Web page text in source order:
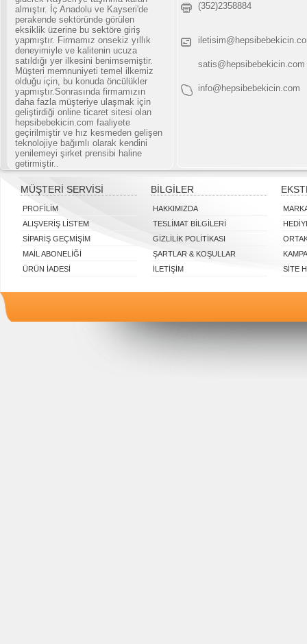
almıştır. İç Anadolu ve Kayseri'de
perakende sektöründe görülen
eksiklik üzerine bu sektöre giriş
yapmıştır. Firmamız onsekiz yıllık
deneyimiyle ve kalitenin ucuza
satıldığı yer ilkesini benimsemiştir.
Müşteri memnuniyeti temel ilkemiz
olduğu için, bu konuda öncülükler
yapmıştır.Sonrasında firmamızın
daha fazla müşteriye ulaşmak için
geliştirdiği online ticaret sitesi olan
hepsibebekicin.com faaliyete
geçirilmiştir ve hız kesmeden gelişen
teknolojiye bağımlı olarak kendini
yenilemeyi şirket prensibi haline
getirmiştir..
(352)2358884
satis@hepsibebekicin.com
info@hepsibebekicin.com
MÜŞTERI SERVISI
PROFILIM
ALIŞVERIŞ LISTEM
SIPARIŞ GEÇMIŞIM
MAIL ABONELIĞI
ÜRÜN İADESI
BILGILER
HAKKIMIZDA
TESLIMAT BILGILERI
GIZLILIK POLITIKASI
ŞARTLAR & KOŞULLAR
İLETIŞIM
SITE